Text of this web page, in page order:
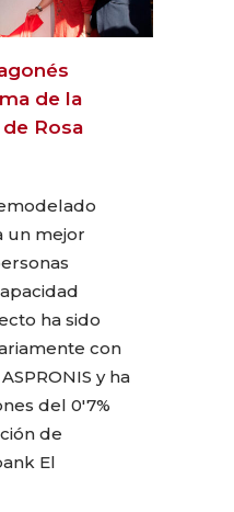
de la
Rosa
un mejor
ha sido
con
y ha
del 0'7%
de
El